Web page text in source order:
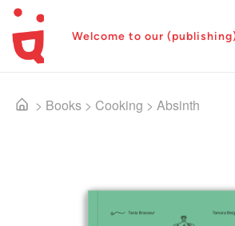
Welcome to our
> Books > Cooking > Absinth